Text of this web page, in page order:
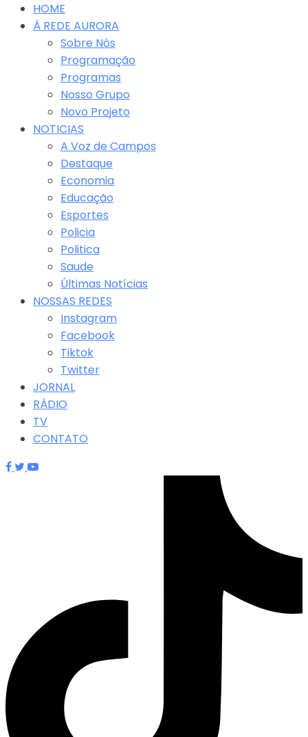
HOME
Á REDE AURORA
Sobre Nós
Programação
Programas
Nosso Grupo
Novo Projeto
NOTICIAS
A Voz de Campos
Destaque
Economia
Educação
Esportes
Policia
Politica
Saude
Últimas Notícias
NOSSAS REDES
Instagram
Facebook
Tiktok
Twitter
JORNAL
RÁDIO
TV
CONTATO